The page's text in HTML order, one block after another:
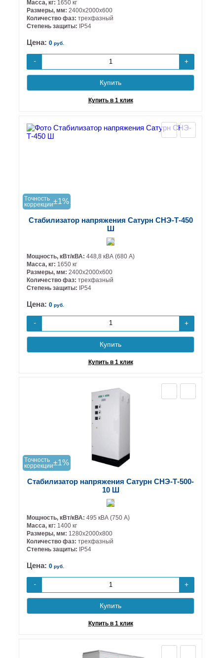
Масса, кг: 1650 кг
Размеры, мм: 2400х2000х600
Количество фаз: трехфазный
Степень защиты:
IP54
Цена: 0 руб.
- +
Купить
Купить в 1 клик
Tочность
коррекции±1%
Стабилизатор напряжения Сатурн СНЭ-Т-450
Ш
Мощность, кВт/кВА: 448,8 кВА (680 А)
Масса, кг: 1650 кг
Размеры, мм: 2400х2000х600
Количество фаз: трехфазный
Степень защиты: IP54
Цена: 0 руб.
- +
Купить
Купить в 1 клик
Tочность
коррекции±1%
Стабилизатор напряжения Сатурн СНЭ-Т-500-
10 Ш
Мощность, кВт/кВА: 495 кВА (750 А)
Масса, кг: 1400 кг
Размеры, мм: 1280х2000х800
Количество фаз: трехфазный
Степень защиты:
IP54
Цена: 0 руб.
- +
Купить
Купить в 1 клик